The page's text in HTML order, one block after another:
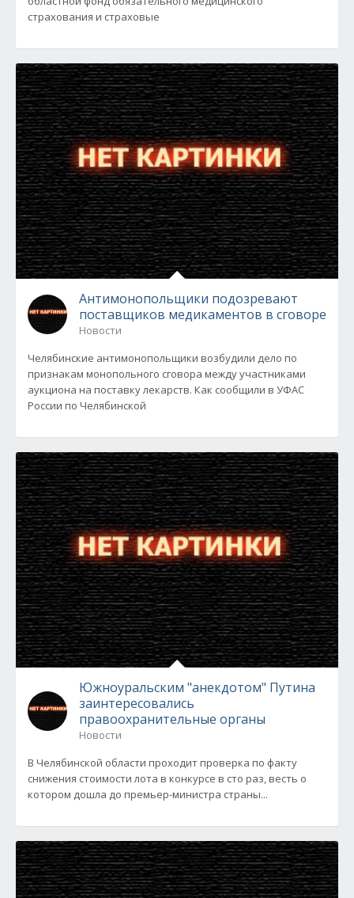
страхования и страховые
Антимонопольщики подозревают
поставщиков медикаментов в сговоре
Новости
Челябинские антимонопольщики возбудили дело по
признакам монопольного сговора между участниками
аукциона на поставку лекарств. Как сообщили в УФАС
России по Челябинской
Южноуральским "анекдотом" Путина
заинтересовались
правоохранительные органы
Новости
В Челябинской области проходит проверка по факту
снижения стоимости лота в конкурсе в сто раз, весть о
котором дошла до премьер-министра страны...